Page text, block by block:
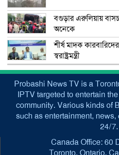
বগুড়ার এরুলিয়ায়
অনেকে
শীর্ষ মাদক
স্বরাষ্ট্রমন্ত্রী
Probashi News TV is a
IPTV targeted to entertain
community. Various kinds of
such as entertainment,
24/7.
Canada Office: 60